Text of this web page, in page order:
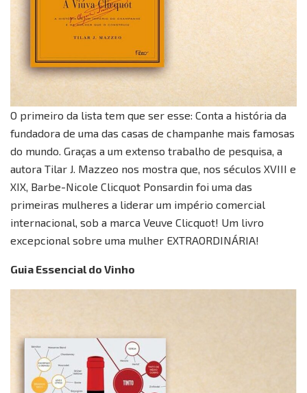
O primeiro da lista tem que ser esse: Conta a história da
fundadora de uma das casas de champanhe mais famosas
do mundo. Graças a um extenso trabalho de pesquisa, a
autora Tilar J. Mazzeo nos mostra que, nos séculos XVIII e
XIX, Barbe-Nicole Clicquot Ponsardin foi uma das
primeiras mulheres a liderar um império comercial
internacional, sob a marca Veuve Clicquot! Um livro
excepcional sobre uma mulher EXTRAORDINÁRIA!
Guia Essencial do Vinho